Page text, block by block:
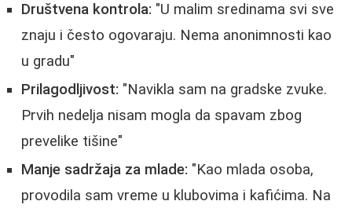
Društvena kontrola: "U malim sredinama svi sve
znaju i često ogovaraju. Nema anonimnosti kao
u gradu"
Prilagodljivost: "Navikla sam na gradske zvuke.
Prvih nedelja nisam mogla da spavam zbog
prevelike tišine"
Manje sadržaja za mlade: "Kao mlada osoba,
provodila sam vreme u klubovima i kafićima. Na